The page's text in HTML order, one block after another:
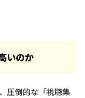
いのか
圧倒的な「視聴集